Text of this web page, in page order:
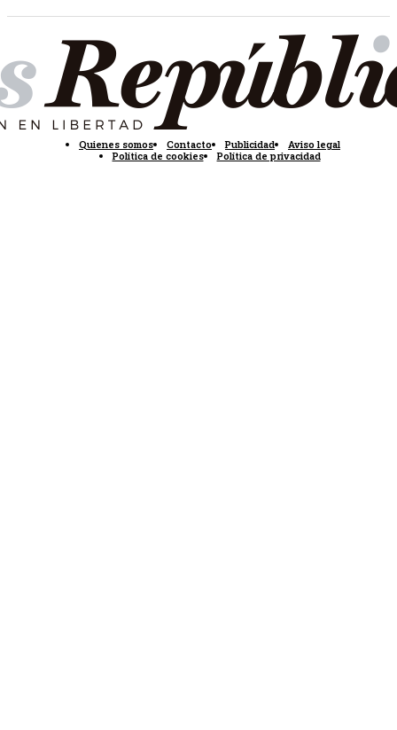
Quienes somos Contacto Publicidad
Aviso legal
Política de cookies
Política de privacidad